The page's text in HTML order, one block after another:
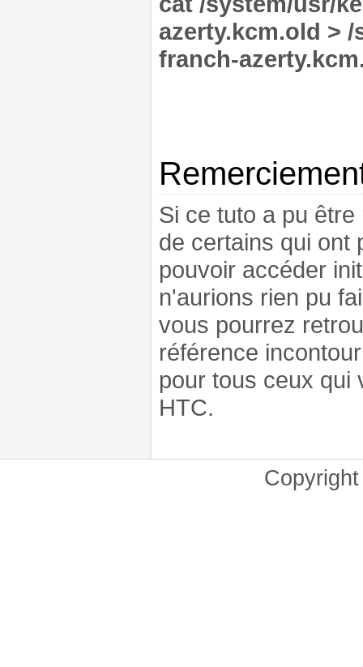
azerty.kcm.old >
franch-
Si ce tuto a pu
de certains qui ont
pouvoir accéder
n'aurions rien pu
vous pourrez
référence
pour tous ceux qui
HTC.